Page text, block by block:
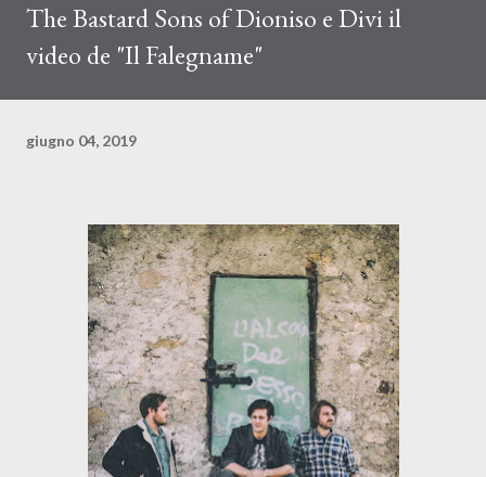
The Bastard Sons of Dioniso e Divi il
video de "Il Falegname"
giugno 04, 2019